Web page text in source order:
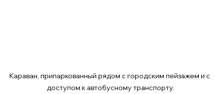
Караван, припаркованный рядом с городским пейзажем и с
доступом к автобусному транспорту.